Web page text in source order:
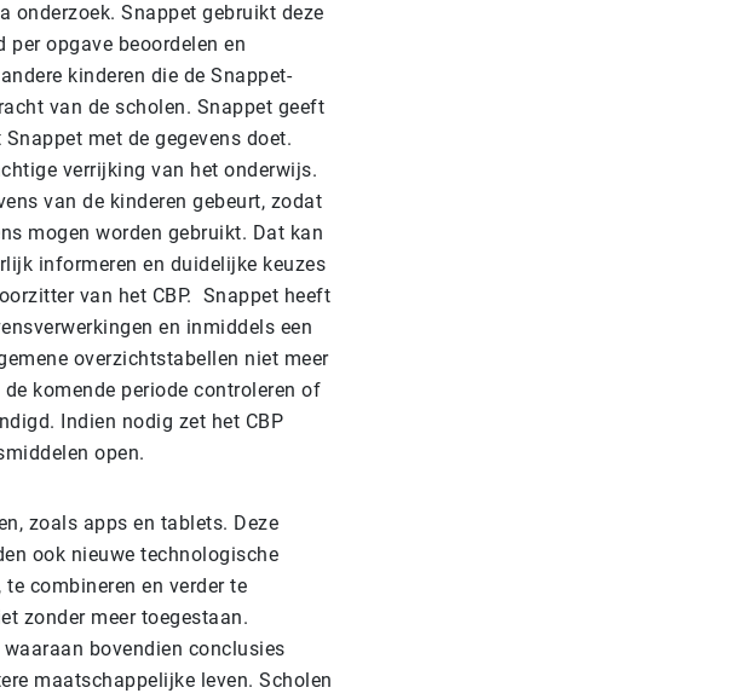
onderzoek. Snappet gebruikt deze
per opgave beoordelen en
kinderen die de Snappet-
van de scholen. Snappet geeft
met de gegevens doet.
verrijking van het onderwijs.
van de kinderen gebeurt, zodat
mogen worden gebruikt. Dat kan
informeren en duidelijke keuzes
van het CBP. Snappet heeft
en inmiddels een
overzichtstabellen niet meer
komende periode controleren of
Indien nodig zet het CBP
open.
zoals apps en tablets. Deze
ook nieuwe technologische
combineren en verder te
zonder meer toegestaan.
bovendien conclusies
maatschappelijke leven. Scholen